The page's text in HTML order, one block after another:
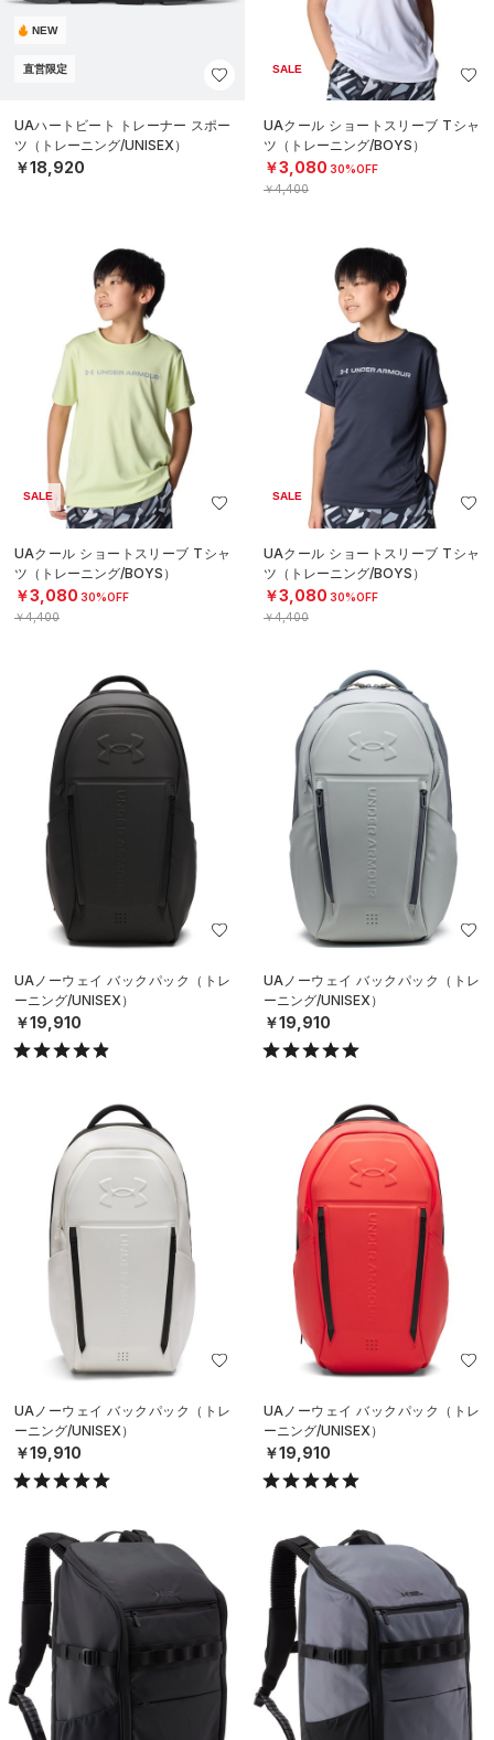
NEW
直営限定
UAハートビート トレーナー スポー
ツ（トレーニング/UNISEX）
￥18,920
SALE
UAクール ショートスリーブ Tシャ
ツ（トレーニング/BOYS）
￥3,080 30%OFF
￥4,400
SALE
UAクール ショートスリーブ Tシャ
ツ（トレーニング/BOYS）
￥3,080 30%OFF
￥4,400
SALE
UAクール ショートスリーブ Tシャ
ツ（トレーニング/BOYS）
￥3,080 30%OFF
￥4,400
UAノーウェイ バックパック（トレ
ーニング/UNISEX）
￥19,910
UAノーウェイ バックパック（トレ
ーニング/UNISEX）
￥19,910
UAノーウェイ バックパック（トレ
ーニング/UNISEX）
￥19,910
UAノーウェイ バックパック（トレ
ーニング/UNISEX）
￥19,910